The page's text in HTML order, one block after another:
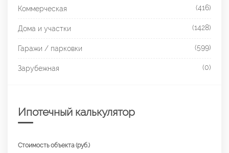
Коммерческая (416)
Дома и участки (1428)
Гаражи / парковки (599)
Зарубежная (0)
Ипотечный калькулятор
Стоимость объекта (руб.)